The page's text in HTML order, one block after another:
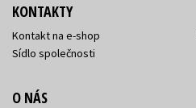
KONTAKTY
Kontakt na e-shop
Sídlo společnosti
O NÁS